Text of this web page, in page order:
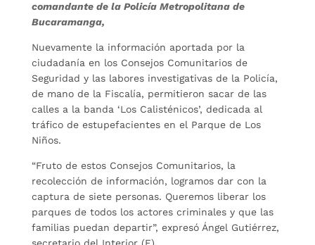
comandante de la Policía Metropolitana de
Bucaramanga,
Nuevamente la información aportada por la
ciudadanía en los Consejos Comunitarios de
Seguridad y las labores investigativas de la Policía,
de mano de la Fiscalía, permitieron sacar de las
calles a la banda ‘Los Calisténicos’, dedicada al
tráfico de estupefacientes en el Parque de Los
Niños.
“Fruto de estos Consejos Comunitarios, la
recolección de información, logramos dar con la
captura de siete personas. Queremos liberar los
parques de todos los actores criminales y que las
familias puedan departir”, expresó Ángel Gutiérrez,